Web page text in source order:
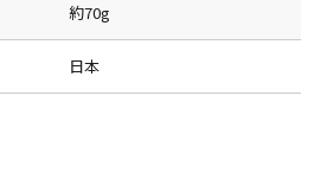
約70g
日本